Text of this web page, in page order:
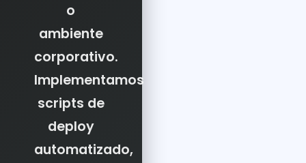
o
ambiente
corporativo.
Implementamos
scripts de
deploy
automatizado,